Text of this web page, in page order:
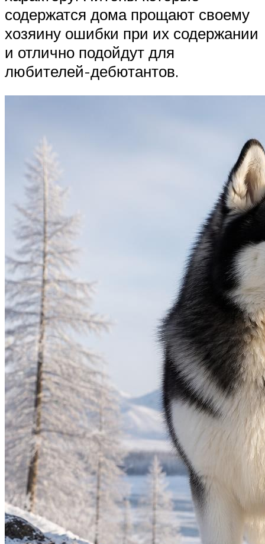
содержатся дома прощают своему
хозяину ошибки при их содержании
и отлично подойдут для
любителей-дебютантов.